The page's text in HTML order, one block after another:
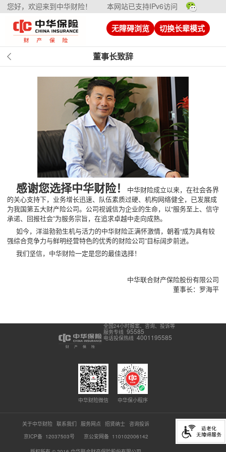
您好，欢迎来到中华财险！ 本网站已支持IPv6访问
无障碍浏览 切换长辈模式
董事长致辞
感谢您选择中华财险！
中华财险成立以来，在社会各界
的关心支持下，业务增长迅速、队伍素质过硬、机构网络健全，已发展成
为我国第五大财产险公司。公司视诚信为企业的生命，以“服务至上、信守
承诺、回报社会”为服务宗旨，在追求卓越中走向成熟。
如今，洋溢勃勃生机与活力的中华财险正满怀激情，朝着“成为具有较
强综合竞争力与鲜明经营特色的优秀的财险公司”目标阔步前进。
我们坚信，中华财险一定是您的最佳选择！
中华联合财产保险股份有限公司
董事长：罗海平
全国24小时报案、咨询、投诉等
服务专线 95585
电话投保热线 4001195585
中华财险微信 中华保小程序
关于中华财险 联系我们 服务网点 招贤纳士 咨询投诉
京ICP备 12037503号
京公安网备 110102006142